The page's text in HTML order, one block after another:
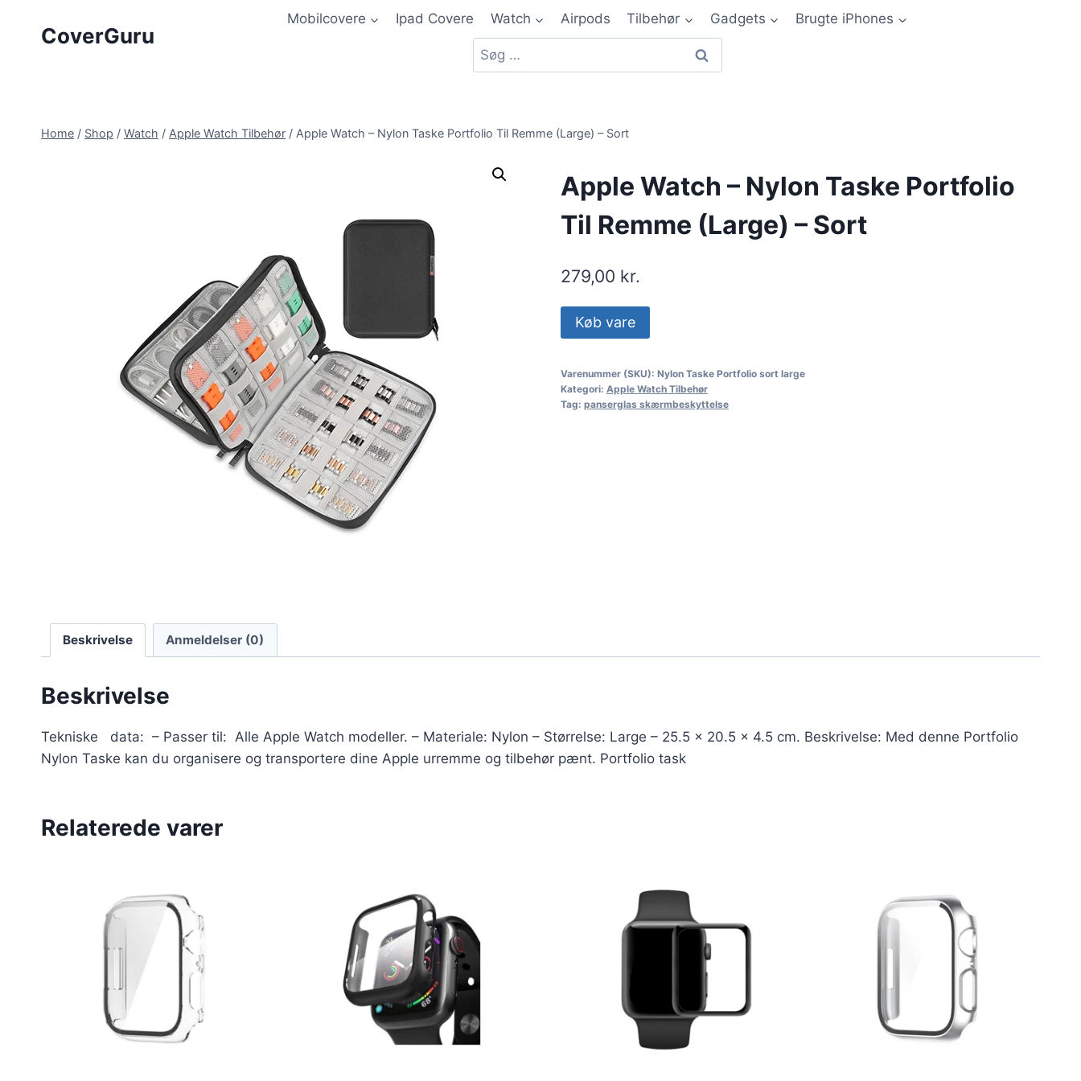
CoverGuru
Mobilcovere Ipad Covere Watch Airpods Tilbehør Gadgets Brugte iPhones
Home / Shop / Watch / Apple Watch Tilbehør / Apple Watch – Nylon Taske Portfolio Til Remme (Large) – Sort
Apple Watch – Nylon Taske Portfolio
Til Remme (Large) – Sort
279,00 kr.
Køb vare
Varenummer (SKU): Nylon Taske Portfolio sort large
Kategori: Apple Watch Tilbehør
Tag: panserglas skærmbeskyttelse
Beskrivelse Anmeldelser (0)
Beskrivelse
Tekniske data: – Passer til: Alle Apple Watch modeller. – Materiale: Nylon – Størrelse: Large – 25.5 x 20.5 x 4.5 cm. Beskrivelse: Med denne Portfolio
Nylon Taske kan du organisere og transportere dine Apple urremme og tilbehør pænt. Portfolio task
Relaterede varer